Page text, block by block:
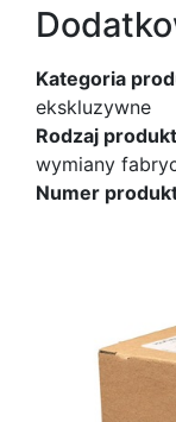
Kategoria
ekskluzywne
Rodzaj
wymiany
Numer